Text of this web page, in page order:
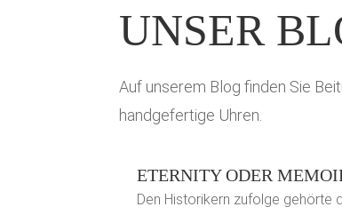
UNSER
Auf unserem Blog finden Sie
handgefertige Uhren.
ETERNITY ODER
Den Historikern zufolge gehörte